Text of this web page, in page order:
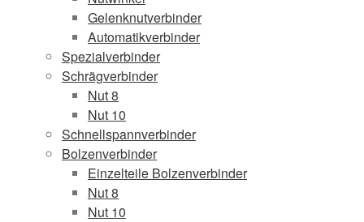
Gelenknutverbinder
Automatikverbinder
Spezialverbinder
Schrägverbinder
Nut 8
Nut 10
Schnellspannverbinder
Bolzenverbinder
Einzelteile Bolzenverbinder
Nut 8
Nut 10